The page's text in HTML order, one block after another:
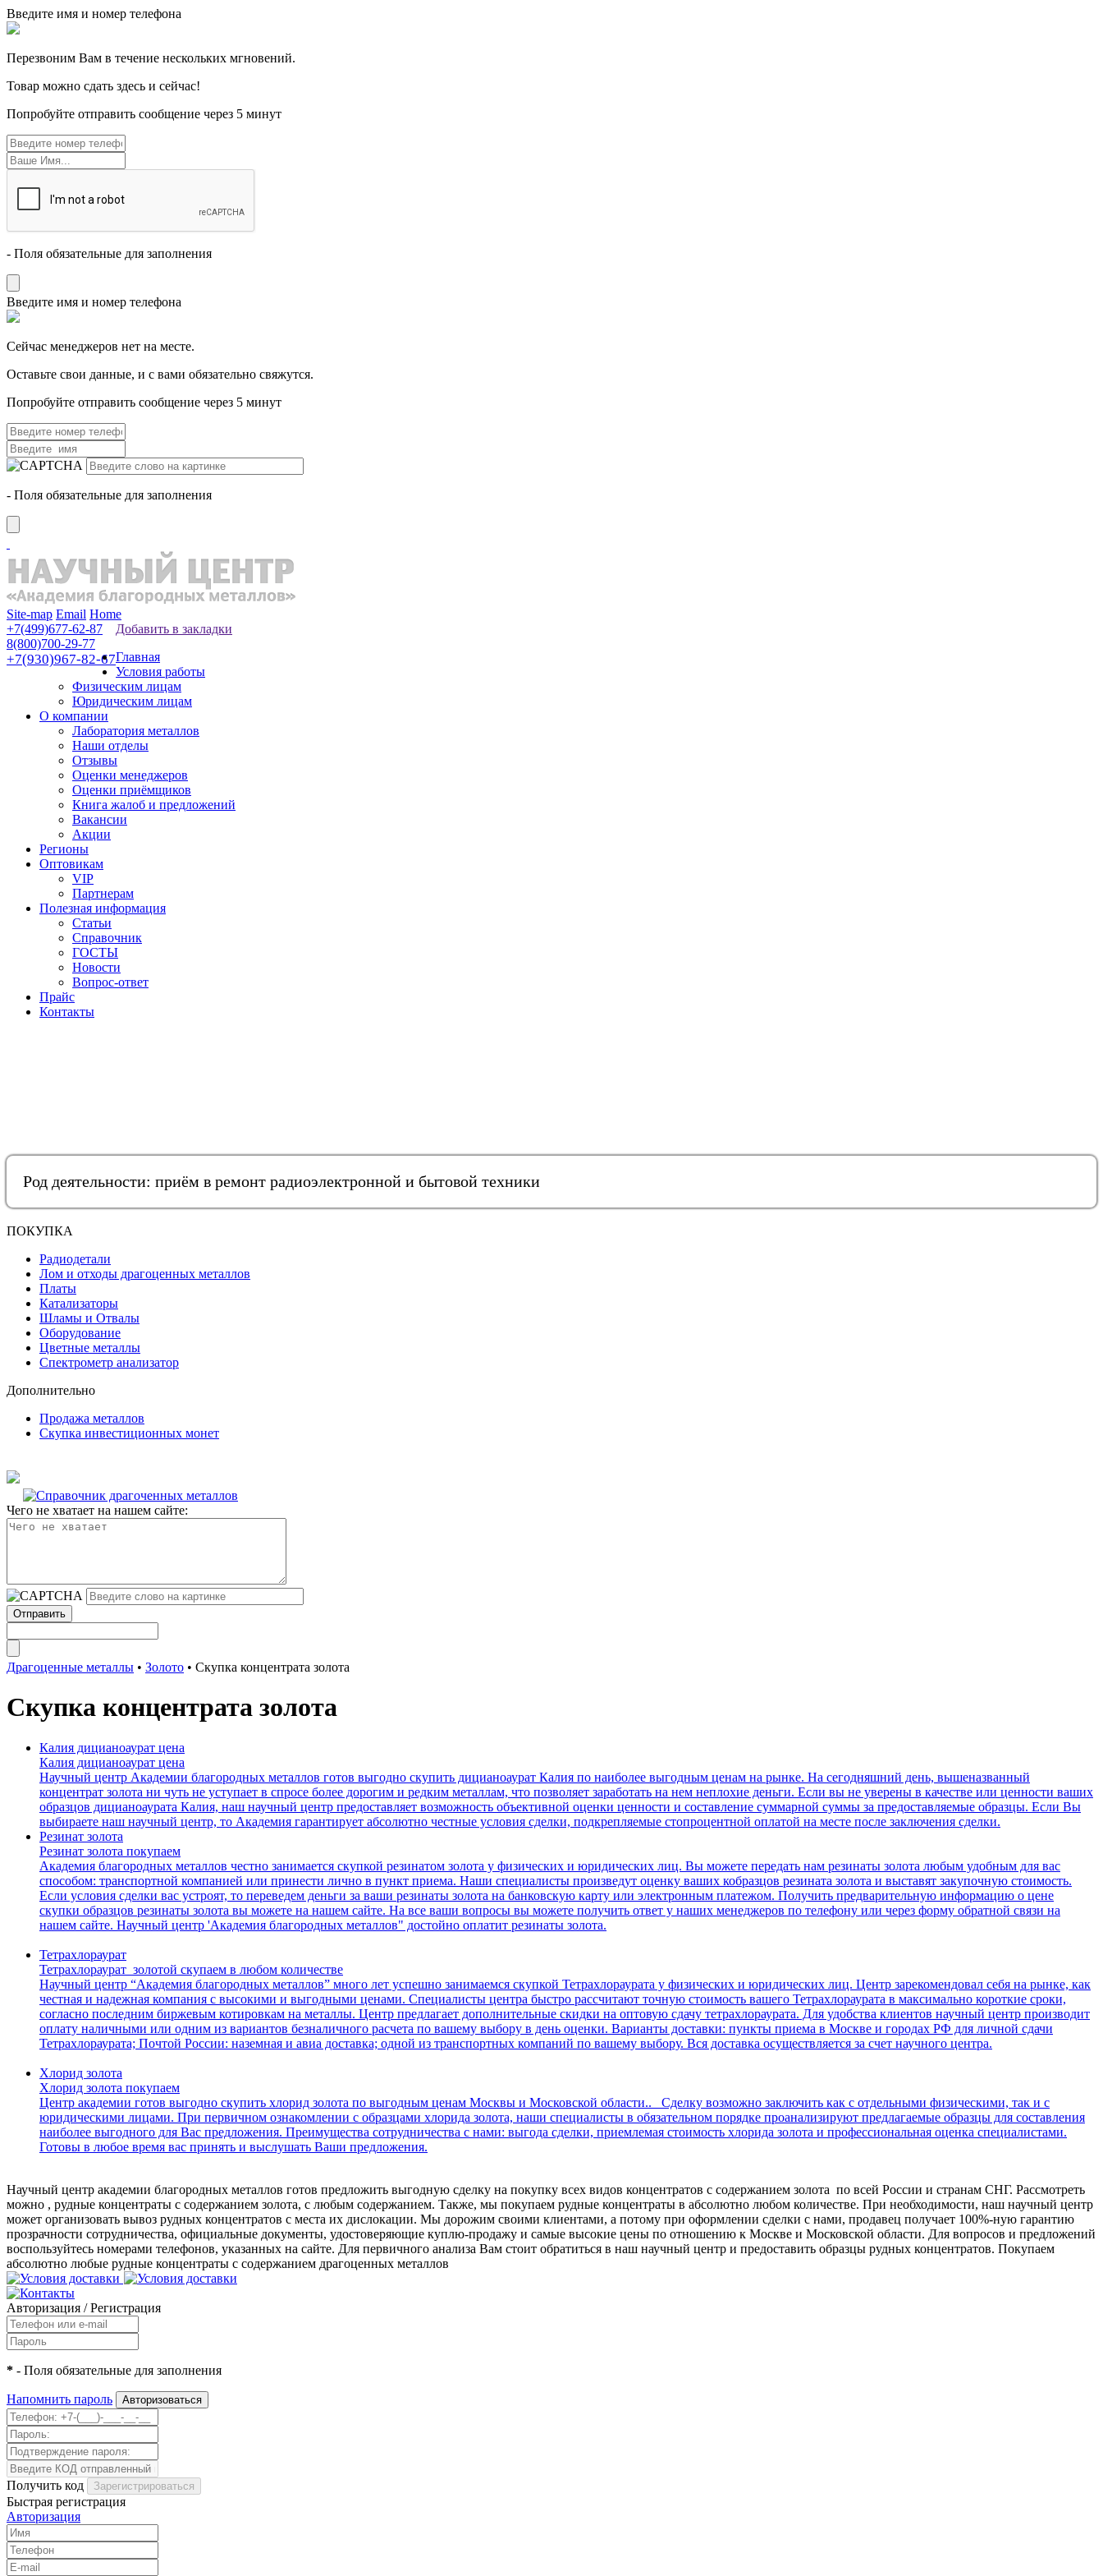
Введите имя и номер телефона
Перезвоним Вам в течение нескольких мгновений.
Товар можно сдать здесь и сейчас!
Попробуйте отправить сообщение через 5 минут
- Поля обязательные для заполнения
Введите имя и номер телефона
Cейчас менеджеров нет на месте.
Оставьте свои данные, и с вами обязательно свяжутся.
Попробуйте отправить сообщение через 5 минут
- Поля обязательные для заполнения
Site-map Email Home
+7(499)677-62-87
8(800)700-29-77
+7(930)967-82-67
Добавить в закладки
Главная
Условия работы
Физическим лицам
Юридическим лицам
О компании
Лаборатория металлов
Наши отделы
Отзывы
Оценки менеджеров
Оценки приёмщиков
Книга жалоб и предложений
Вакансии
Акции
Регионы
Оптовикам
VIP
Партнерам
Полезная информация
Статьи
Справочник
ГОСТЫ
Новости
Вопрос-ответ
Прайс
Контакты
Род деятельности: приём в ремонт радиоэлектронной и бытовой техники
ПОКУПКА
Радиодетали
Лом и отходы драгоценных металлов
Платы
Катализаторы
Шламы и Отвалы
Оборудование
Цветные металлы
Спектрометр анализатор
Дополнительно
Продажа металлов
Скупка инвестиционных монет
Чего не хватает на нашем сайте:
Драгоценные металлы • Золото • Скупка концентрата золота
Скупка концентрата золота
Калия дицианоаурат цена
Калия дицианоаурат цена
Научный центр Академии благородных металлов готов выгодно скупить дицианоаурат Калия по наиболее выгодным ценам на рынке. На сегодняшний день, вышеназванный
концентрат золота ни чуть не уступает в спросе более дорогим и редким металлам, что позволяет заработать на нем неплохие деньги. Если вы не уверены в качестве или ценности ваших
образцов дицианоаурата Калия, наш научный центр предоставляет возможность объективной оценки ценности и составление суммарной суммы за предоставляемые образцы. Если Вы
выбираете наш научный центр, то Академия гарантирует абсолютно честные условия сделки, подкрепляемые стопроцентной оплатой на месте после заключения сделки.
Резинат золота
Резинат золота покупаем
Академия благородных металлов честно занимается скупкой резинатом золота у физических и юридических лиц. Вы можете передать нам резинаты золота любым удобным для вас
способом: транспортной компанией или принести лично в пункт приема. Наши специалисты произведут оценку ваших кобразцов резината золота и выставят закупочную стоимость.
Если условия сделки вас устроят, то переведем деньги за ваши резинаты золота на банковскую карту или электронным платежом. Получить предварительную информацию о цене
скупки образцов резинаты золота вы можете на нашем сайте. На все ваши вопросы вы можете получить ответ у наших менеджеров по телефону или через форму обратной связи на
нашем сайте. Научный центр 'Академия благородных металлов" достойно оплатит резинаты золота.
Тетрахлораурат
Тетрахлораурат золотой скупаем в любом количестве
Научный центр “Академия благородных металлов” много лет успешно занимаемся скупкой Тетрахлораурата у физических и юридических лиц. Центр зарекомендовал себя на рынке, как
честная и надежная компания с высокими и выгодными ценами. Специалисты центра быстро рассчитают точную стоимость вашего Тетрахлораурата в максимально короткие сроки,
согласно последним биржевым котировкам на металлы. Центр предлагает дополнительные скидки на оптовую сдачу тетрахлораурата. Для удобства клиентов научный центр производит
оплату наличными или одним из вариантов безналичного расчета по вашему выбору в день оценки. Варианты доставки: пункты приема в Москве и городах РФ для личной сдачи
Тетрахлораурата; Почтой России: наземная и авиа доставка; одной из транспортных компаний по вашему выбору. Вся доставка осуществляется за счет научного центра.
Хлорид золота
Хлорид золота покупаем
Центр академии готов выгодно скупить хлорид золота по выгодным ценам Москвы и Московской области.. Сделку возможно заключить как с отдельными физическими, так и с
юридическими лицами. При первичном ознакомлении с образцами хлорида золота, наши специалисты в обязательном порядке проанализируют предлагаемые образцы для составления
наиболее выгодного для Вас предложения. Преимущества сотрудничества с нами: выгода сделки, приемлемая стоимость хлорида золота и профессиональная оценка специалистами.
Готовы в любое время вас принять и выслушать Ваши предложения.
Научный центр академии благородных металлов готов предложить выгодную сделку на покупку всех видов концентратов с содержанием золота по всей России и странам СНГ. Рассмотреть
можно , рудные концентраты с содержанием золота, с любым содержанием. Также, мы покупаем рудные концентраты в абсолютно любом количестве. При необходимости, наш научный центр
может организовать вывоз рудных концентратов с места их дислокации. Мы дорожим своими клиентами, а потому при оформлении сделки с нами, продавец получает 100%-ную гарантию
прозрачности сотрудничества, официальные документы, удостоверяющие куплю-продажу и самые высокие цены по отношению к Москве и Московской области. Для вопросов и предложений
воспользуйтесь номерами телефонов, указанных на сайте. Для первичного анализа Вам стоит обратиться в наш научный центр и предоставить образцы рудных концентратов. Покупаем
абсолютно любые рудные концентраты с содержанием драгоценных металлов
Авторизация /Регистрация
* - Поля обязательные для заполнения
Напомнить пароль
Получить код
Быстрая регистрация
Авторизация